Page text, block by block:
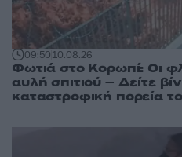
09:5010.08.26
Φωτιά στο Κορωπί: Οι
αυλή σπιτιού – Δείτε
καταστροφική πορεία